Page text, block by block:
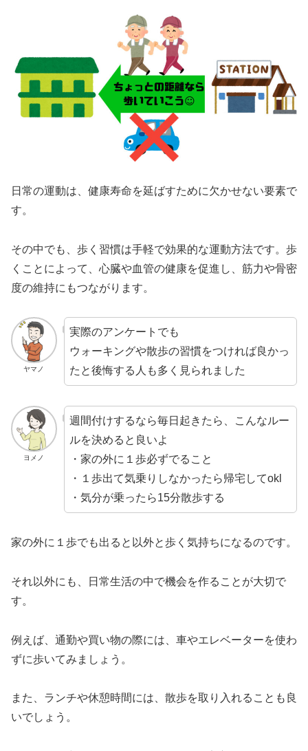
日常の運動は、健康寿命を延ばすために欠かせない要素で
す。
その中でも、歩く習慣は手軽で効果的な運動方法です。歩
くことによって、心臓や血管の健康を促進し、筋力や骨密
度の維持にもつながります。
ヤマノ
実際のアンケートでも
ウォーキングや散歩の習慣をつければ良かっ
たと後悔する人も多く見られました
ヨメノ
週間付けするなら毎日起きたら、こんなルー
ルを決めると良いよ
・家の外に１歩必ずでること
・１歩出て気乗りしなかったら帰宅してokl
・気分が乗ったら15分散歩する
家の外に１歩でも出ると以外と歩く気持ちになるのです。
それ以外にも、日常生活の中で機会を作ることが大切で
す。
例えば、通勤や買い物の際には、車やエレベーターを使わ
ずに歩いてみましょう。
また、ランチや休憩時間には、散歩を取り入れることも良
いでしょう。